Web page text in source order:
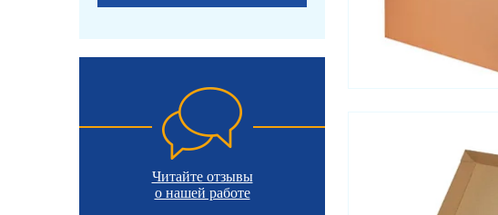
Читайте отзывы
о нашей работе